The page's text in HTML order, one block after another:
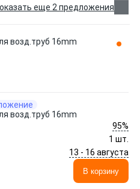
еще 2 предложения
возд.труб 16mm
возд.труб 16mm
95%
1 шт.
13 - 16 августа
В корзину